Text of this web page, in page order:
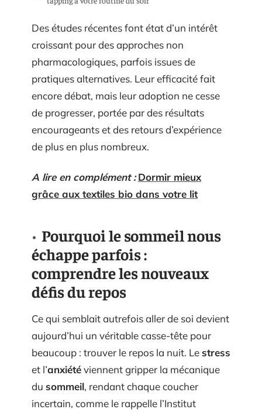
Des études récentes font état d’un intérêt
croissant pour des approches non
pharmacologiques, parfois issues de
pratiques alternatives. Leur efficacité fait
encore débat, mais leur adoption ne cesse
de progresser, portée par des résultats
encourageants et des retours d’expérience
de plus en plus nombreux.
A lire en complément : Dormir mieux
grâce aux textiles bio dans votre lit
Pourquoi le sommeil nous
échappe parfois :
comprendre les nouveaux
défis du repos
Ce qui semblait autrefois aller de soi devient
aujourd’hui un véritable casse-tête pour
beaucoup : trouver le repos la nuit. Lestress
et l’anxiétéviennent gripper la mécanique
du sommeil, rendant chaque coucher
incertain, comme le rappelle l’Institut